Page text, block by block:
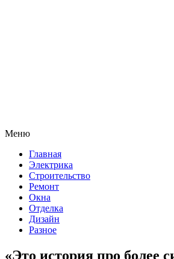
Меню
Главная
Электрика
Строительство
Ремонт
Окна
Отделка
Дизайн
Разное
«Это история про более